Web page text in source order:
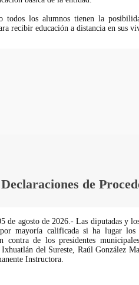
todos los alumnos tienen la
recibir educación a distancia en sus
de
de agosto de 2026.- Las diputadas y
mayoría calificada si ha lugar los
contra de los presidentes
del Sureste, Raúl González
Instructora.